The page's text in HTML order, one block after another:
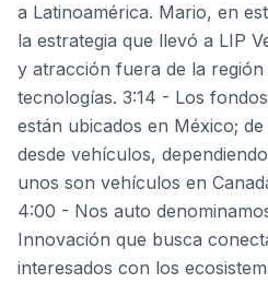
a Latinoamérica. Mario, en
la estrategia que llevó a LIP
y atracción fuera de la
tecnologías. 3:14 - Los
están ubicados en México;
desde vehículos,
unos son vehículos en
4:00 - Nos auto
Innovación que busca
interesados con los